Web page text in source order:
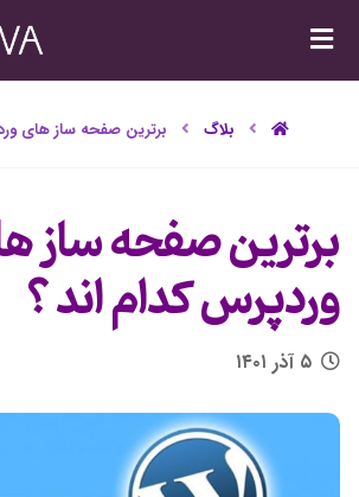
بلاگ برترین صفحه ساز های
برترین صفحه ساز
وردپرس کدام اند ؟
۵ آذر ۱۴۰۱